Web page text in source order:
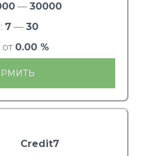
— 30000
7 — 30
от 0.00 %
Credit7